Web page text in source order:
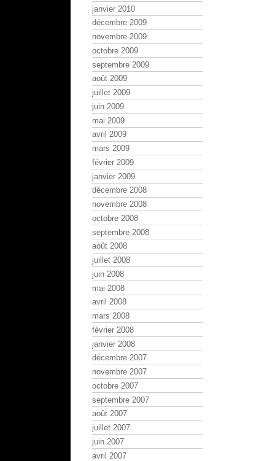
janvier 2010
décembre 2009
novembre 2009
octobre 2009
septembre 2009
août 2009
juillet 2009
juin 2009
mai 2009
avril 2009
mars 2009
février 2009
janvier 2009
décembre 2008
novembre 2008
octobre 2008
septembre 2008
août 2008
juillet 2008
juin 2008
mai 2008
avril 2008
mars 2008
février 2008
janvier 2008
décembre 2007
novembre 2007
octobre 2007
septembre 2007
août 2007
juillet 2007
juin 2007
avril 2007